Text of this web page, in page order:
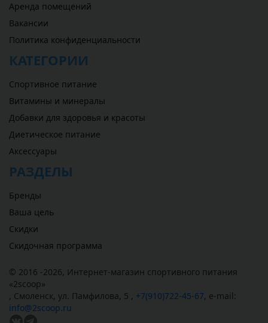
Аренда помещений
Вакансии
Политика конфиденциальности
КАТЕГОРИИ
Спортивное питание
Витамины и минералы
Добавки для здоровья и красоты
Диетическое питание
Аксессуары
РАЗДЕЛЫ
Бренды
Ваша цель
Скидки
Скидочная программа
© 2016 -2026, Интернет-магазин спортивного питания
«2scoop»
, Смоленск, ул. Памфилова, 5 , +7(910)722-45-67, e-mail:
info@2scoop.ru